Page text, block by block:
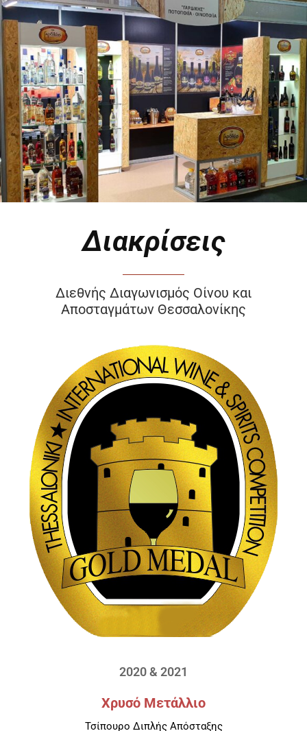
Διακρίσεις
Διεθνής Διαγωνισμός Οίνου και
Αποσταγμάτων Θεσσαλονίκης
2020 & 2021
Χρυσό Μετάλλιο
Τσίπουρο Διπλής Απόσταξης